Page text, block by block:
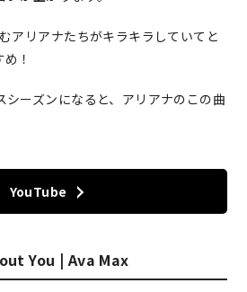
アリアナたちがキラキラしていてと
！
ーズンになると、アリアナのこの曲
YouTube
You | Ava Max